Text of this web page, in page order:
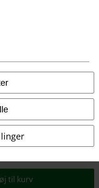
til kurv
er et estimat og ikke